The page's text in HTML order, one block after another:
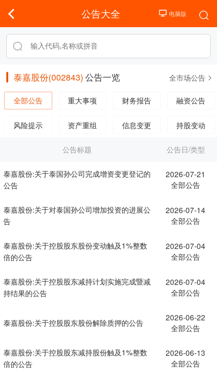
公告大全
泰嘉股份(002843) 公告一览 全市场公告
全部公告 重大事项 财务报告 融资公告
风险提示 资产重组 信息变更 持股变动
公告标题 公告日/类型
泰嘉股份:关于泰国孙公司完成增资变更登记的
公告
2026-07-21
全部公告
泰嘉股份:关于对泰国孙公司增加投资的进展公
告
2026-07-14
全部公告
泰嘉股份:关于控股股东股份变动触及1%整数
倍的公告
2026-07-04
全部公告
泰嘉股份:关于控股股东减持计划实施完成暨减
持结果的公告
2026-07-04
全部公告
泰嘉股份:关于控股股东股份解除质押的公告
2026-06-22
全部公告
泰嘉股份:关于控股股东减持股份触及1%整数
倍的公告
2026-06-13
全部公告